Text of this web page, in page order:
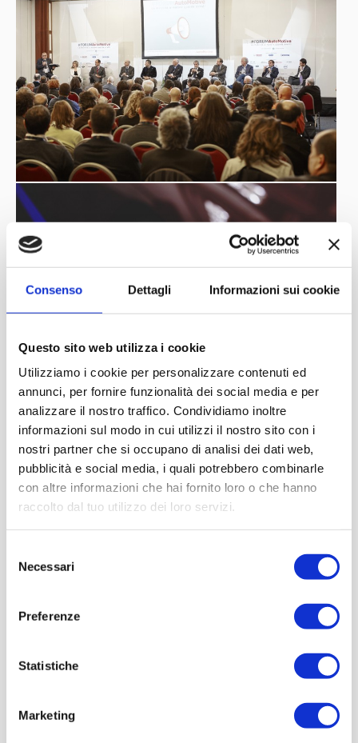
Consenso Dettagli Informazioni sui cookie
Questo sito web utilizza i cookie
Utilizziamo i cookie per personalizzare contenuti ed
annunci, per fornire funzionalità dei social media e per
analizzare il nostro traffico. Condividiamo inoltre
informazioni sul modo in cui utilizzi il nostro sito con i
nostri partner che si occupano di analisi dei dati web,
pubblicità e social media, i quali potrebbero combinarle
con altre informazioni che hai fornito loro o che hanno
raccolto dal tuo utilizzo dei loro servizi.
delNecessari
Preferenze
Statistiche
Marketing